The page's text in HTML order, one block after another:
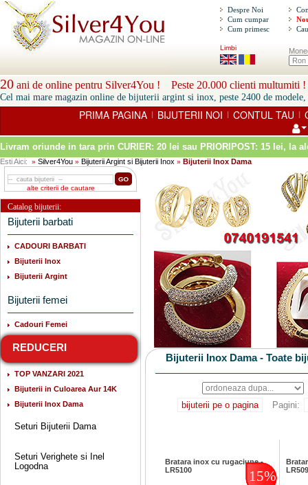
Despre Noi
Cum cumpar
Cum primesc
Limbi
20 ani de online pentru Silver4You ! Peste 20.000 clienti multumiti !
Cel mai mare magazin online de bijuterii argint si inox, peste 2400 de modele,
PRIMA PAGINA | BIJUTERII NOI | CONTUL TAU |
Livram oriunde in tara prin CURIER: 20 lei sau PRIORIPOST: 15 lei, la
Esti Aici: » Silver4You » Bijuterii Argint si Bijuterii Inox » Bijuterii Inox Dama
alte criterii de cautare
Catalog bijuterii:
Bijuterii barbati
CADOURI BARBATI
Bijuterii Inox
Bijuterii Argint
Bijuterii femei
Cadouri Femei
REDUCERI
TOP VANZARI 2021
Bijuterii in Culoarea Aur 14K
Bijuterii Inox Dama
Seturi Bijuterii Dama
Seturi Verighete si Inel
Logodna
Bijuterii Inox Dama - Toate
bijuterii pe o pagina Pagini:
Bratara inox cu rugaciune -
LR5100
15%